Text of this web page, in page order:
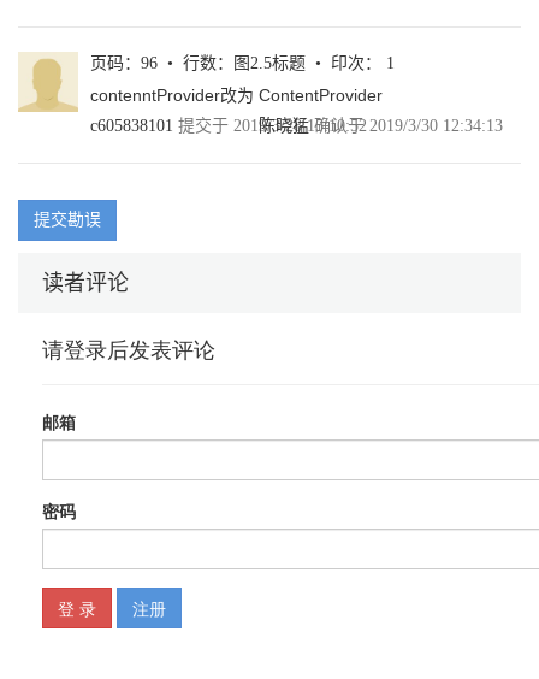
2.4.3 优先级的更新 105
2.4.4 优先级的算法 108
2.4.5 优先级的生效 119
2.5.1 开发者API 121
2.5.2 虚拟机的垃圾回收 122
2.5.4 Linux OOM Killer 123
2.5.7 参考资料与推荐读物 127
3.1 Java语言与Java虚拟机 130
3.1.2 Java虚拟机 130
3.1.3 Java虚拟机实现架构 130
3.1.4 类加载器（Class loader） 132
3.1.6 结束语 135
3.1.7 参考资料与推荐读物 135
3.2 Dalvik虚拟机 135
页码：96 • 行数：图2.5标题 • 印次： 1
contenntProvider改为 ContentProvider
c605838101 提交于 2019/3/28 15:10:52
陈晓猛确认于 2019/3/30 12:34:13
提交勘误
读者评论